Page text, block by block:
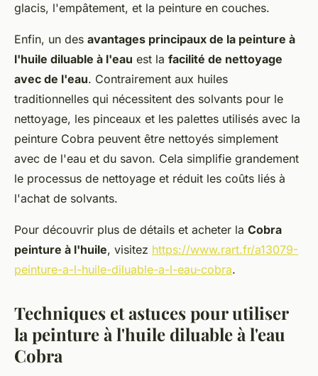
glacis, l'empâtement, et la peinture en couches.
Enfin, un des avantages principaux de la peinture à
l'huile diluable à l'eau est la facilité de nettoyage
avec de l'eau. Contrairement aux huiles
traditionnelles qui nécessitent des solvants pour le
nettoyage, les pinceaux et les palettes utilisés avec la
peinture Cobra peuvent être nettoyés simplement
avec de l'eau et du savon. Cela simplifie grandement
le processus de nettoyage et réduit les coûts liés à
l'achat de solvants.
Pour découvrir plus de détails et acheter la Cobra
peinture à l'huile, visitez https://www.rart.fr/a13079-
peinture-a-l-huile-diluable-a-l-eau-cobra.
Techniques et astuces pour utiliser
la peinture à l'huile diluable à l'eau
Cobra